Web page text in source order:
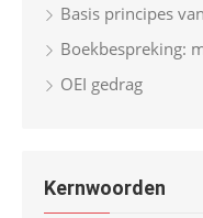
Basis principes
Boekbespreking:
OEI gedrag
Kernwoorden